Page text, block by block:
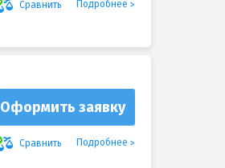
Сравнить Подробнее
Оформить заявку
Сравнить Подробнее